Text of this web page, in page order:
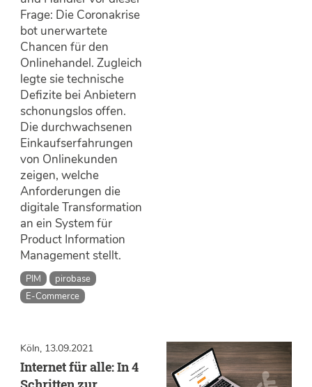
Frage: Die Coronakrise
bot unerwartete
Chancen für den
Onlinehandel. Zugleich
legte sie technische
Defizite bei Anbietern
schonungslos offen.
Die durchwachsenen
Einkaufserfahrungen
von Onlinekunden
zeigen, welche
Anforderungen die
digitale Transformation
an ein System für
Product Information
Management stellt.
PIM
pirobase
E-Commerce
Köln, 13.09.2021
Internet für alle: In 4